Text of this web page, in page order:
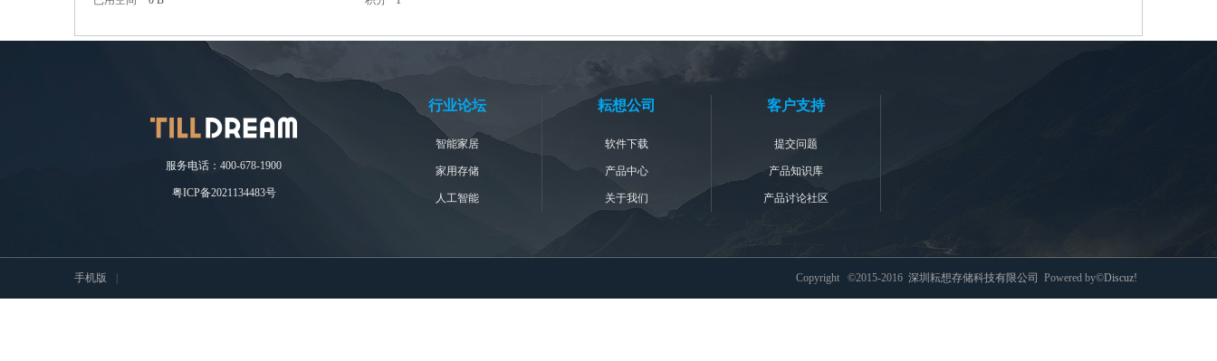
服务电话：400-678-1900
粤ICP备2021134483号
行业论坛
智能家居
家用存储
人工智能
耘想公司
软件下载
产品中心
关于我们
客户支持
提交问题
产品知识库
产品讨论社区
手机版 Copyright ©2015-2016 深圳耘想存储科技有限公司 Powered by©Discuz!